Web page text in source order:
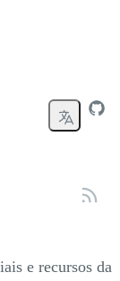
e recursos da